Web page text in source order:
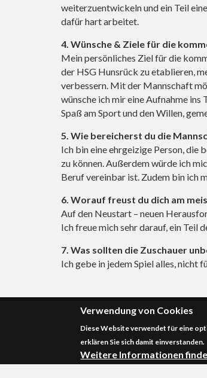
weiterzuentwickeln und ein Teil
dafür hart arbeitet.
4. Wünsche & Ziele für die
Mein persönliches Ziel für die
der HSG Hunsrück zu etablieren,
verbessern. Mit der Mannschaft
wünsche ich mir eine Aufnahme
Spaß am Sport und den Willen,
5. Wie bereicherst du die
Ich bin eine ehrgeizige Person, die
zu können. Außerdem würde ich
Beruf vereinbar ist. Zudem bin ich
6. Worauf freust du dich am
Auf den Neustart – neuen
Ich freue mich sehr darauf, ein Teil
7. Was sollten die Zuschauer
Ich gebe in jedem Spiel alles, nicht
Verwendung von Cookies
Diese Website verwendet für eine
erklären Sie sich damit einverstanden.
Weitere Informationen